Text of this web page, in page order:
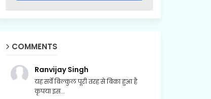
COMMENTS
Ranvijay Singh
यह सर्वे बिल्कुल पूरी तरह से बिका हुआ है
कृपया इस...